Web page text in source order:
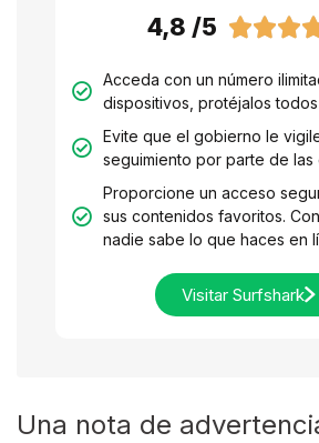
4,8 /5 
Acceda con un número
dispositivos, protéjalos todos
Evite que el gobierno le
seguimiento por parte de las
Proporcione un acceso
sus contenidos favoritos.
nadie sabe lo que haces en
Visitar Surfshark
Una nota de